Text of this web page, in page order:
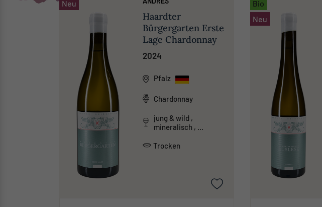
Neu
Haardter
Bürgergarten Erste
Lage Chardonnay
2024
Pfalz
Chardonnay
jung & wild ,
mineralisch ,
Trocken
Bio
Neu